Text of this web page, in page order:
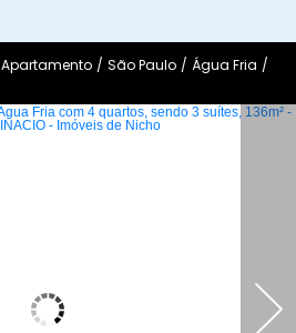
Apartamento / São Paulo / Água Fria /